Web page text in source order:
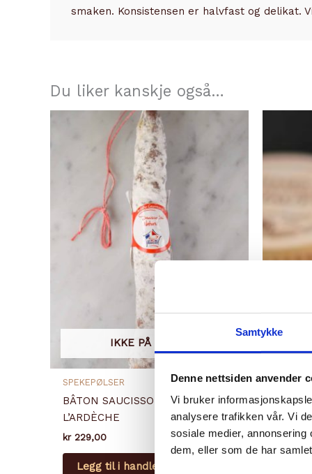
Samtykke
Denne nettsiden anvender
Vi bruker
analysere trafikken vår. Vi
sosiale medier,
dem, eller som de har
smaken. Konsistensen er halvfast og delikat.
Du liker kanskje også…
IKKE PÅ LAGER
SPEKEPØLSER
BÂTON SAUCISSON DE
L’ARDÈCHE
kr229,00
Legg til i handlekurv
kr